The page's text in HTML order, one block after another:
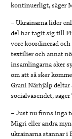
kontinuerligt, säger
– Ukrainarna lider
del har tagit sig till
vore koordinerad
textilier och annat
insamlingarna sker
om att så sker
Grani Närhjälp
socialväsendet,
– Just nu finns inga
Migri eller andra
ukrainarna stannar i